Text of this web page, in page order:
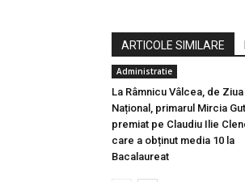
ARTICOLE SIMILARE
Administratie
La Râmnicu Vâlcea, de
Național, primarul Mircia
premiat pe Claudiu Ilie
care a obținut media 10 la
Bacalaureat